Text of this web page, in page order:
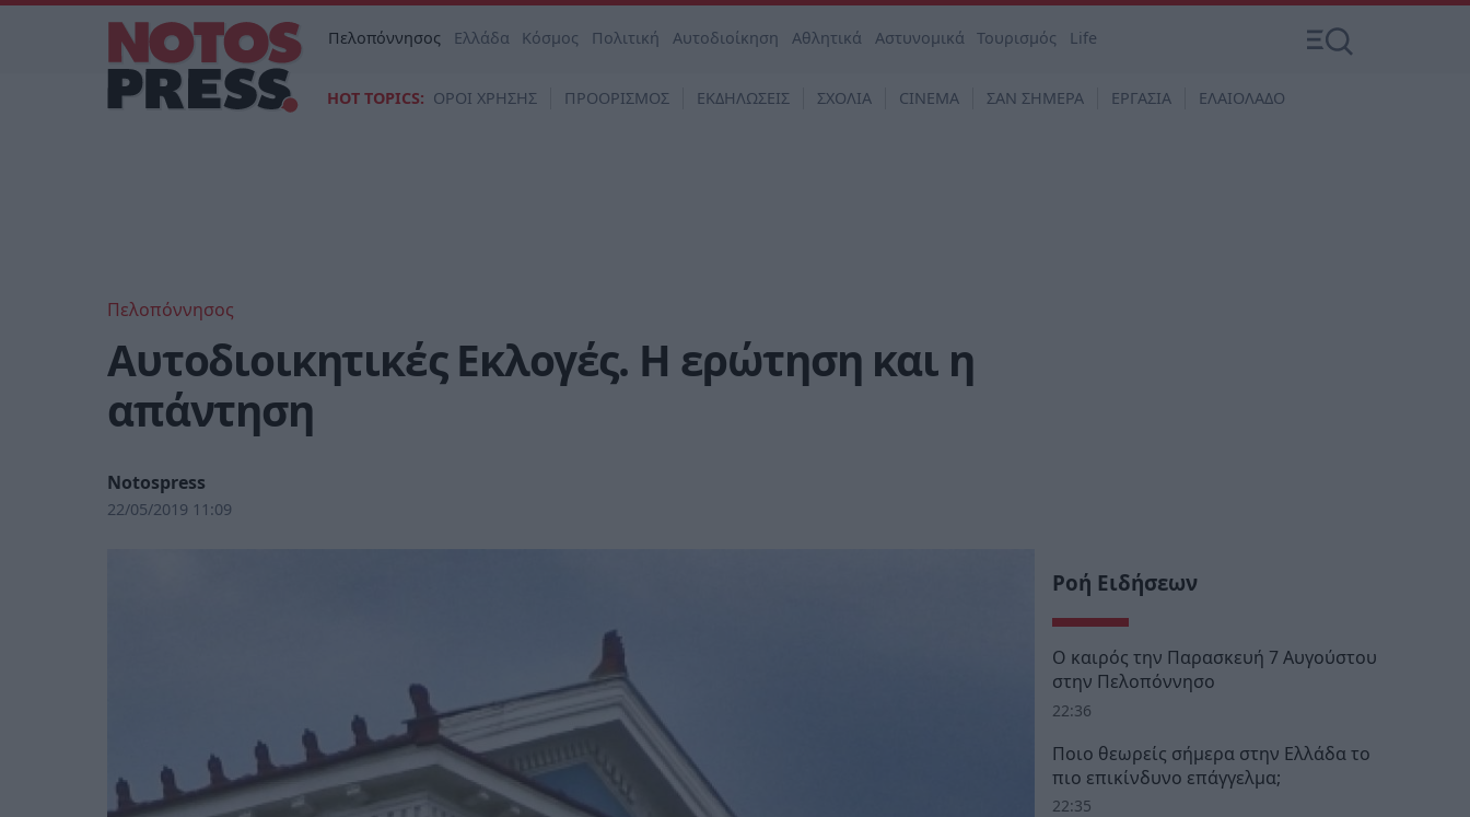
Πελοπόννησος Ελλάδα Κόσμος Πολιτική Αυτοδιοίκηση Αθλητικά Αστυνομικά Τουρισμός Life
HOT TOPICS: ΟΡΟΙ ΧΡΗΣΗΣ ΠΡΟΟΡΙΣΜΟΣ ΕΚΔΗΛΩΣΕΙΣ ΣΧΟΛΙΑ CINEMA ΣΑΝ ΣΗΜΕΡΑ ΕΡΓΑΣΙΑ ΕΛΑΙΟΛΑΔΟ
Πελοπόννησος
Αυτοδιοικητικές Εκλογές. Η ερώτηση και η
απάντηση
Notospress
22/05/2019 11:09
Ροή Ειδήσεων
Ο καιρός την Παρασκευή 7 Αυγούστου
στην Πελοπόννησο
22:36
Ποιο θεωρείς σήμερα στην Ελλάδα το
πιο επικίνδυνο επάγγελμα;
22:35